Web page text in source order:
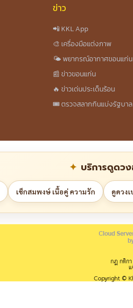
ข่าว
📲 KKL App
🎨 เครื่องมือแต่งภาพ
🌤️ พยากรณ์อากาศขอนแก่น
📰 ข่าวขอนแก่น
🔥 ข่าวเด่นประเด็นร้อน
🎟️ ตรวจสลากกินแบ่งรัฐบาล
บริการดูดว
เช็กสมพงษ์ เนื้อคู่ ความรัก ดูดวง
กฎ กติกา
Copyright ©